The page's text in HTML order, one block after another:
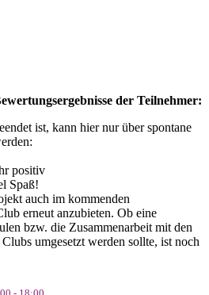
der Teilnehmer:
ist, kann hier nur über spontane
positiv
Spaß!
auch im kommenden
erneut anzubieten. Ob eine
bzw. die Zusammenarbeit mit den
umgesetzt werden sollte, ist noch